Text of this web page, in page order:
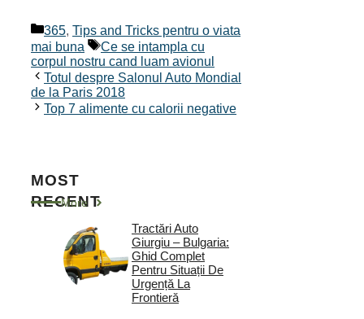
Categorii
365, Tips and Tricks pentru o viata
mai buna
Etichete
Ce se intampla cu
corpul nostru cand luam avionul
Totul despre Salonul Auto Mondial
de la Paris 2018
Top 7 alimente cu calorii negative
MOST
RECENT
More
Tractări Auto
Giurgiu – Bulgaria:
Ghid Complet
Pentru Situații De
Urgență La
Frontieră